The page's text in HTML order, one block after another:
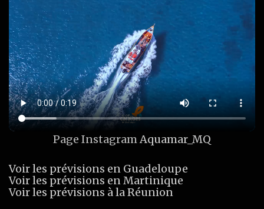
Page InstagramAquamar_MQ
Voir les prévisions en Guadeloupe
Voir les prévisions en Martinique
Voir les prévisions à la Réunion